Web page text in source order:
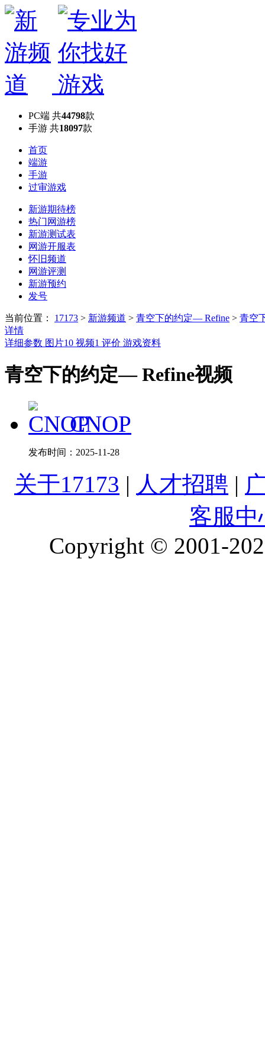
PC端 共44798款
手游 共18097款
首页
端游
手游
过审游戏
新游期待榜
热门网游榜
新游测试表
网游开服表
怀旧频道
网游评测
新游预约
发号
当前位置： 17173 > 新游频道 > 青空下的约定― Refine > 青空
详情
详细参数 图片10 视频1 评价 游戏资料
青空下的约定― Refine视频
CNOP
发布时间： 2025-11-28
关于17173 | 人才招聘 |
客服中
Copyright © 2001-